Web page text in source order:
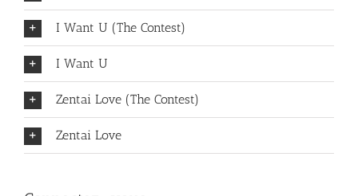
I Want U (The Contest)
I Want U
Zentai Love (The Contest)
Zentai Love